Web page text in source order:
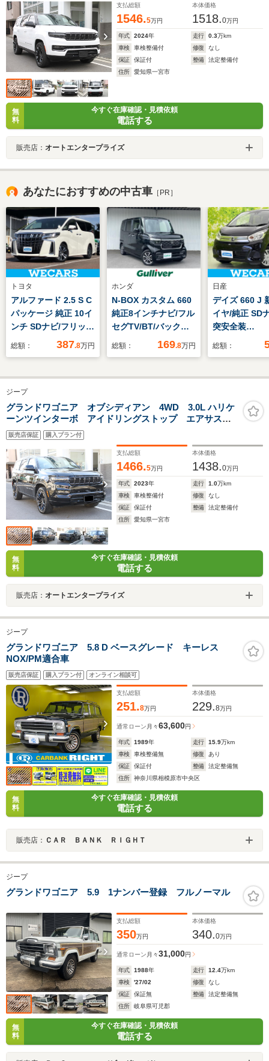
ジ パノラマルーフ パワーサイドステップ
支払総額
1546.5万円
本体価格
1518.0万円
年式 2024年 走行 0.3万km
車検
車検整備付 修復
なし
保証
保証付 整備
法定整備付
住所
愛知県一宮市
無
料
今すぐ在庫確認・見積依頼
電話する
販売店： オートエンタープライズ
あなたにおすすめの中古車 ［PR］
トヨタ
アルファード 2.5 S C
パッケージ 純正 10イ
ンチ SDナビ/フリップ
ダウンモニター/トヨ
ア/シート 合皮/電動バ
ックドア/ヘッドラン
プ LED/Bluetooth接
続/ETC
総額： 387.8万円
ホンダ
N-BOX カスタム 660
純正8インチナビ/フル
セグTV/BT/バックカ
メラ/パワースライド
パーキングセンサー/
ッドライト/純正14イ
ンチAW
総額： 169.8万円
日産
デイズ 660 J
イヤ/純正 SD
突安全装
置/Bluetooth
エアバッグ 運
ーウインドウ/
スエントリー
総額：
ジープ
グランドワゴニア オブシディアン 4WD 3.0L ハリケ
ーンツインターボ アイドリングストップ エアサスペ
ンション フロントマッサージシート ヘッドアップデ
ィスプレイ 助手席モニター ワイヤレスチャージン
グ パノラマルーフ パワーサイドステップ
販売店保証 購入プラン付
支払総額
1466.5万円
本体価格
1438.0万円
年式 2023年 走行 1.0万km
車検
車検整備付 修復
なし
保証
保証付 整備
法定整備付
住所
愛知県一宮市
無
料
今すぐ在庫確認・見積依頼
電話する
販売店： オートエンタープライズ
ジープ
グランドワゴニア 5.8 D ベースグレード キーレス
NOX/PM適合車
販売店保証 購入プラン付 オンライン相談可
支払総額
251.8万円
本体価格
229.8万円
通常ローン 月々63,600円
年式 1989年 走行 15.9万km
車検
車検整備無 修復
あり
保証
保証付 整備
法定整備無
住所
神奈川県相模原市中央区
無
料
今すぐ在庫確認・見積依頼
電話する
販売店： ＣＡＲ ＢＡＮＫ ＲＩＧＨＴ
ジープ
グランドワゴニア 5.9 1ナンバー登録 フルノーマル
支払総額
350万円
本体価格
340.0万円
通常ローン 月々31,000円
年式 1988年 走行 12.4万km
車検
'27/02 修復
なし
保証
保証無 整備
法定整備無
住所
岐阜県可児郡
無
料
今すぐ在庫確認・見積依頼
電話する